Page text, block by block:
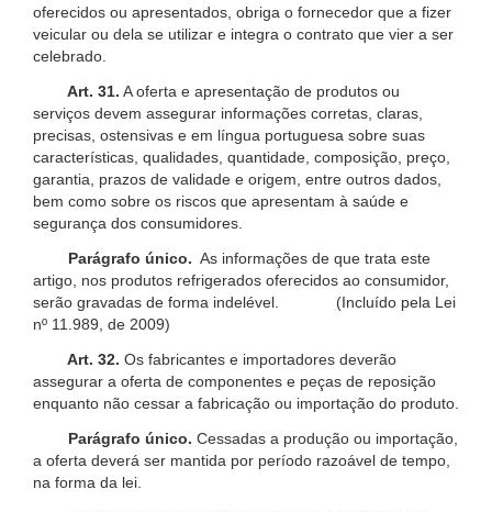
oferecidos ou apresentados, obriga o fornecedor que a fizer
veicular ou dela se utilizar e integra o contrato que vier a ser
celebrado.
Art. 31. A oferta e apresentação de produtos ou
serviços devem assegurar informações corretas, claras,
precisas, ostensivas e em língua portuguesa sobre suas
características, qualidades, quantidade, composição, preço,
garantia, prazos de validade e origem, entre outros dados,
bem como sobre os riscos que apresentam à saúde e
segurança dos consumidores.
Parágrafo único. As informações de que trata este
artigo, nos produtos refrigerados oferecidos ao consumidor,
serão gravadas de forma indelével. (Incluído pela Lei
nº 11.989, de 2009)
Art. 32. Os fabricantes e importadores deverão
assegurar a oferta de componentes e peças de reposição
enquanto não cessar a fabricação ou importação do produto.
Parágrafo único. Cessadas a produção ou importação,
a oferta deverá ser mantida por período razoável de tempo,
na forma da lei.